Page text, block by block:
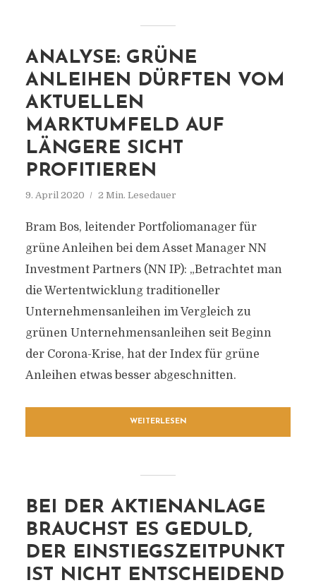
ANALYSE: GRÜNE
ANLEIHEN DÜRFTEN VOM
AKTUELLEN
MARKTUMFELD AUF
LÄNGERE SICHT
PROFITIEREN
9. April 2020 2 Min. Lesedauer
Bram Bos, leitender Portfoliomanager für
grüne Anleihen bei dem Asset Manager NN
Investment Partners (NN IP): „Betrachtet man
die Wertentwicklung traditioneller
Unternehmensanleihen im Vergleich zu
grünen Unternehmensanleihen seit Beginn
der Corona-Krise, hat der Index für grüne
Anleihen etwas besser abgeschnitten.
WEITERLESEN
BEI DER AKTIENANLAGE
BRAUCHST ES GEDULD,
DER EINSTIEGSZEITPUNKT
IST NICHT ENTSCHEIDEND